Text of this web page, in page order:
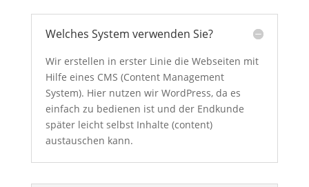
Welches System verwenden Sie?
Wir erstellen in erster Linie die Webseiten mit
Hilfe eines CMS (Content Management
System). Hier nutzen wir WordPress, da es
einfach zu bedienen ist und der Endkunde
später leicht selbst Inhalte (content)
austauschen kann.